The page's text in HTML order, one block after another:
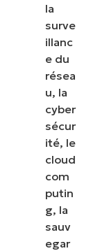
la
surve
illanc
e du
résea
u, la
cyber
sécur
ité, le
cloud
com
putin
g, la
sauv
egar